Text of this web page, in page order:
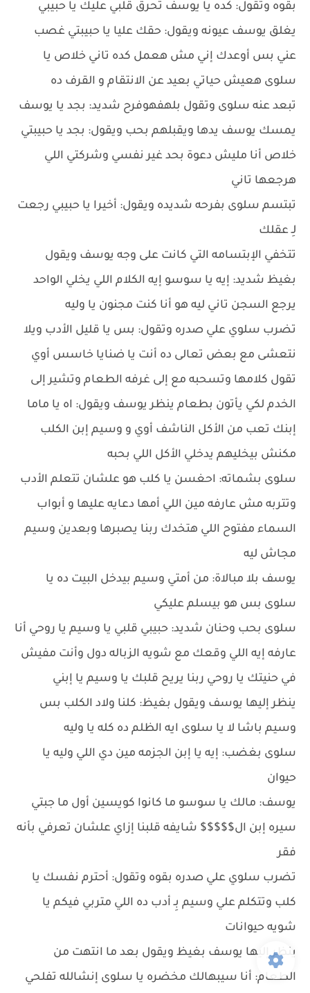
بقوه وتقول: كده يا يوسف تحرق قلبي عليك يا حبيبي
يغلق يوسف عيونه ويقول: حقك عليا يا حبيبتي غصب
عني بس أوعدك إني مش هعمل كده تاني خلاص يا
سلوى هعيش حياتي بعيد عن الانتقام و القرف ده
تبعد عنه سلوى وتقول بلهفهوفرح شديد: بجد يا يوسف
يمسك يوسف يدها ويقبلهم بحب ويقول: بجد يا حبيبتي
خلاص أنا مليش دعوة بحد غير نفسي وشركتي اللي
هرجعها تاني
تبتسم سلوى بفرحه شديده ويقول: أخيرا يا حبيبي رجعت
لِـ عقلك
تتخفي الإبتسامه التي كانت على وجه يوسف ويقول
بغيظ شديد: إيه يا سوسو إيه الكلام اللي يخلي الواحد
يرجع السجن تاني ليه هو أنا كنت مجنون يا وليه
تضرب سلوي علي صدره وتقول: بس يا قليل الأدب ويلا
نتعشى مع بعض تعالى ده أنت يا ضنايا خاسس أوي
تقول كلامها وتسحبه مع إلى غرفه الطعام وتشير إلى
الخدم لكي يأتون بطعام ينظر يوسف ويقول: اه يا ماما
إبنك تعب من الأكل الناشف أوي و وسيم إبن الكلب
مكنش بيخليهم يدخلي الأكل اللي بحبه
سلوى بشماته: احغسن يا كلب هو علشان تتعلم الأدب
وتتربه مش عارفه مين اللي أمها دعايه عليها و أبواب
السماء مفتوح اللي هتخدك ربنا يصبرها وبعدين وسيم
مجاش ليه
يوسف بلا مبالاة: من أمتي وسيم بيدخل البيت ده يا
سلوى بس هو بيسلم عليكي
سلوى بحب وحنان شديد: حبيبي قلبي يا وسيم يا روحي أنا
عارفه إيه اللي وقعك مع شويه الزباله دول وأنت مفيش
في حنيتك يا روحي ربنا يريح قلبك يا وسيم يا إبني
ينظر إليها يوسف ويقول بغيظ: كلنا ولاد الكلب بس
وسيم باشا لا يا سلوى ايه الظلم ده كله يا وليه
سلوى بغضب: إيه يا إبن الجزمه مين دي اللي وليه يا
حيوان
يوسف: مالك يا سوسو ما كانوا كويسين أول ما جبتي
سيره إبن ال$$$$$ شايفه قلبنا إزاي علشان تعرفي بأنه
فقر
تضرب سلوي علي صدره بقوه وتقول: أحترم نفسك يا
كلب وتتكلم علي وسيم بِـ أدب ده اللي متربي فيكم يا
شويه حيوانات
ينظر إليها يوسف بغيظ ويقول بعد ما انتهت من
الطعام: أنا سيبهالك مخضره يا سلوى إنشالله تفلحي